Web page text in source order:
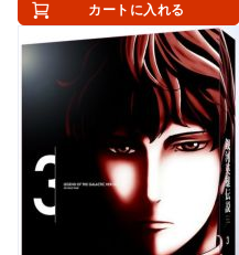
カートに入れる